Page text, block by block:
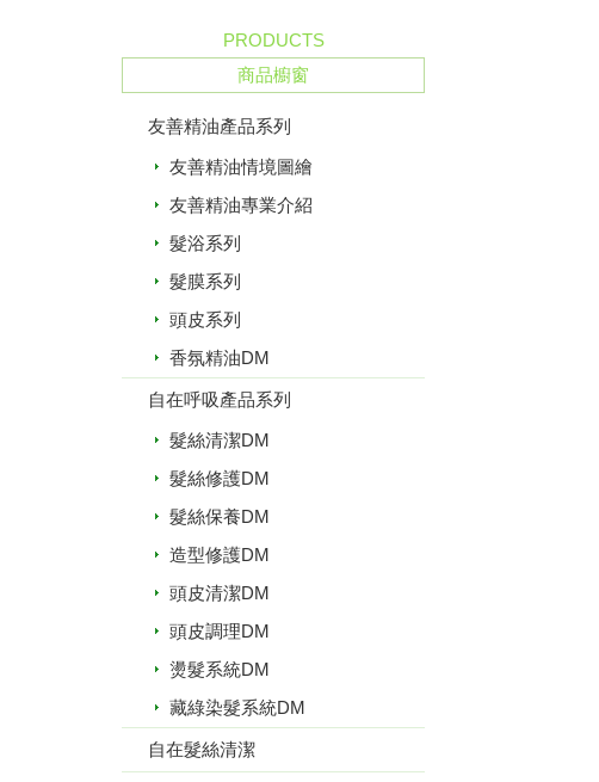
PRODUCTS
商品櫥窗
友善精油產品系列
友善精油情境圖繪
友善精油專業介紹
髮浴系列
髮膜系列
頭皮系列
香氛精油DM
自在呼吸產品系列
髮絲清潔DM
髮絲修護DM
髮絲保養DM
造型修護DM
頭皮清潔DM
頭皮調理DM
燙髮系統DM
藏綠染髮系統DM
自在髮絲清潔